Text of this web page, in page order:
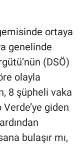
ortaya
genelinde
(DSÖ)
olayla
8 şüpheli vaka
giden
bulaşır mı,